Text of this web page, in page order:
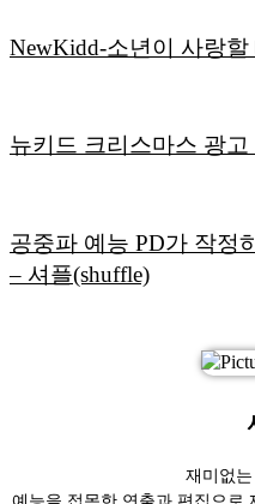
NewKidd-소년이 사랑
뉴키드 크리스마스 광
공중파 예능 PD가 작정
– 셔플(shuffle)
재미없